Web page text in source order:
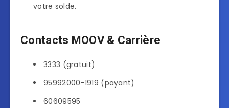
votre solde.
Contacts MOOV & Carrière
3333 (gratuit)
95992000-1919 (payant)
60609595